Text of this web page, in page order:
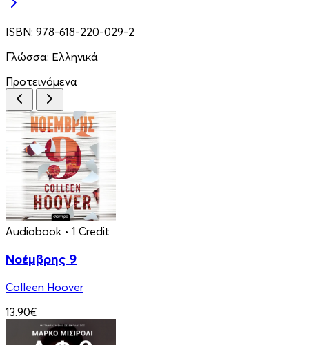
ISBN: 978-618-220-029-2
Γλώσσα: Ελληνικά
Προτεινόμενα
Audiobook • 1 Credit
Νοέμβρης 9
Colleen Hoover
13.90€